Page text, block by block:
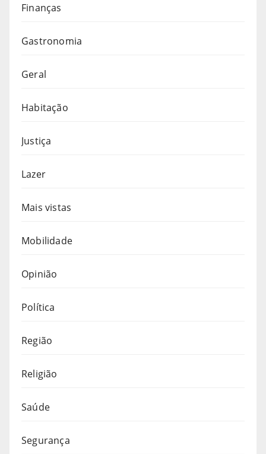
Finanças
Gastronomia
Geral
Habitação
Justiça
Lazer
Mais vistas
Mobilidade
Opinião
Política
Região
Religião
Saúde
Segurança